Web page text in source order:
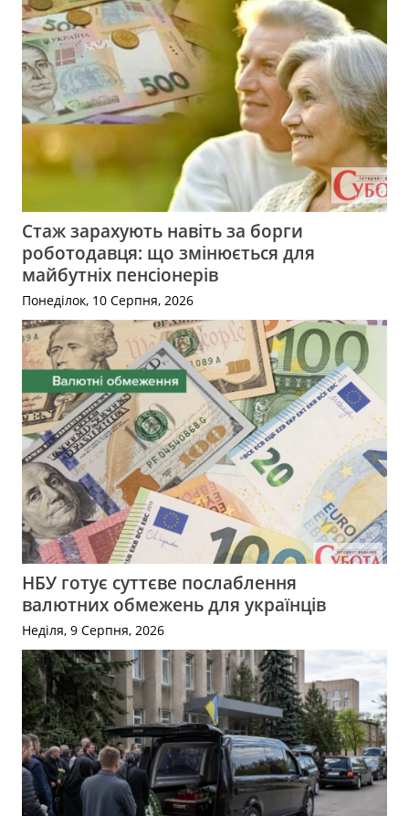
Стаж зарахують навіть за борги
роботодавця: що змінюється для
майбутніх пенсіонерів
Понеділок, 10 Серпня, 2026
НБУ готує суттєве послаблення
валютних обмежень для українців
Неділя, 9 Серпня, 2026